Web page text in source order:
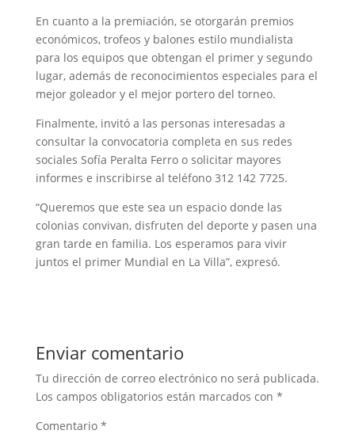
En cuanto a la premiación, se otorgarán premios
económicos, trofeos y balones estilo mundialista
para los equipos que obtengan el primer y segundo
lugar, además de reconocimientos especiales para el
mejor goleador y el mejor portero del torneo.
Finalmente, invitó a las personas interesadas a
consultar la convocatoria completa en sus redes
sociales Sofía Peralta Ferro o solicitar mayores
informes e inscribirse al teléfono 312 142 7725.
“Queremos que este sea un espacio donde las
colonias convivan, disfruten del deporte y pasen una
gran tarde en familia. Los esperamos para vivir
juntos el primer Mundial en La Villa”, expresó.
Enviar comentario
Tu dirección de correo electrónico no será publicada.
Los campos obligatorios están marcados con *
Comentario *